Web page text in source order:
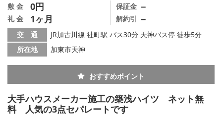
敷 金 0円
礼 金 1ヶ月
保証金 －
解約引 －
交 通
JR加古川線 社町駅 バス30分 天神バス停 徒歩5分
所在地
加東市天神
おすすめポイント
大手ハウスメーカー施工の築浅ハイツ ネット無
料 人気の3点セパレートです